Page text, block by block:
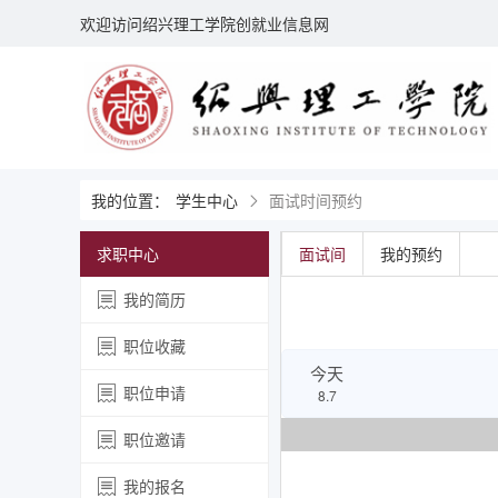
欢迎访问绍兴理工学院创就业信息网
我的位置： 学生中心 面试时间预约
求职中心
我的简历
职位收藏
职位申请
职位邀请
我的报名
面试间 我的预约
今天
8.7